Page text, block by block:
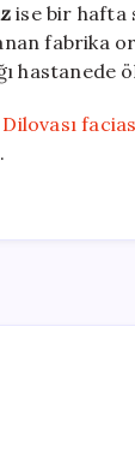
ise bir hafta
fabrika
hastanede
Dilovası
.